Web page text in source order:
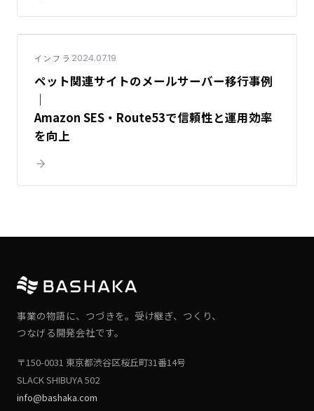
インフラ 2024.07.19
ペット関連サイトのメールサーバー移行事例
｜
Amazon SES ・ Route53で信頼性と運用効率
を向上
事業の物語に、 つづきを。 受け継ぎ、 つくり、
つなげる開発会社です。
〒150-0031 東京都渋谷区桜丘町31番14号
SLACK SHIBUYA 502
info@bashaka.com